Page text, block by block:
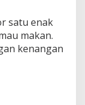
satu enak
makan.
kenangan